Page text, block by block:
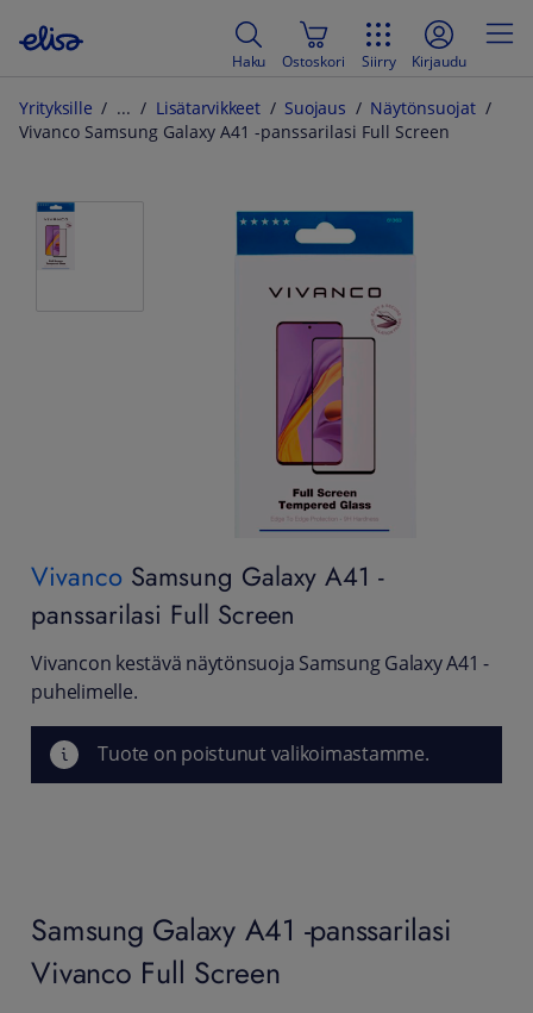
Haku Ostoskori Siirry Kirjaudu
Yrityksille Lisätarvikkeet Suojaus
Näytönsuojat
Vivanco Samsung Galaxy A41 -panssarilasi Full Screen
Vivanco Samsung Galaxy A41 -
panssarilasi Full Screen
Vivancon kestävä näytönsuoja Samsung Galaxy A41 -
puhelimelle.
Tuote on poistunut valikoimastamme.
Samsung Galaxy A41 -panssarilasi
Vivanco Full Screen